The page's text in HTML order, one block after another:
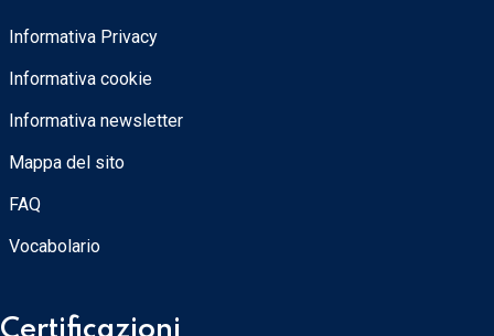
Informativa Privacy
Informativa cookie
Informativa newsletter
Mappa del sito
FAQ
Vocabolario